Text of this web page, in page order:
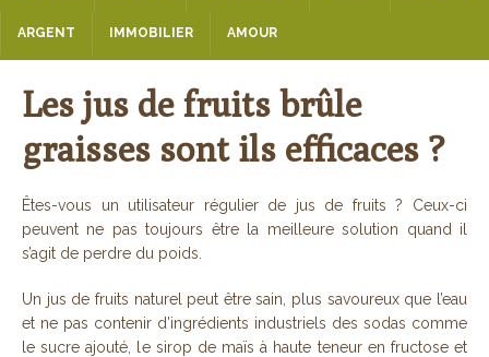
ARGENT IMMOBILIER AMOUR
Les jus de fruits brûle
graisses sont ils efficaces ?
Êtes-vous un utilisateur régulier de jus de fruits ? Ceux-ci
peuvent ne pas toujours être la meilleure solution quand il
s’agit de perdre du poids.
Un jus de fruits naturel peut être sain, plus savoureux que l’eau
et ne pas contenir d’ingrédients industriels des sodas comme
le sucre ajouté, le sirop de maïs à haute teneur en fructose et